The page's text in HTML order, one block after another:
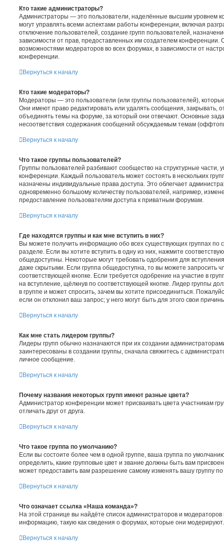
Кто такие администраторы?
Администраторы — это пользователи, наделённые высшим уровнем
могут управлять всеми аспектами работы конференции, включая
отключение пользователей, создание групп пользователей,
зависимости от прав, предоставленных им создателем конференции.
возможностями модераторов во всех форумах, в зависимости от
конференции.
Вернуться к началу
Кто такие модераторы?
Модераторы — это пользователи (или группы пользователей),
Они имеют право редактировать или удалять сообщения, закрывать,
объединять темы на форуме, за который они отвечают. Основные
несоответствия содержания сообщений обсуждаемым темам
Вернуться к началу
Что такое группы пользователей?
Группы пользователей разбивают сообщество на структурные
конференции. Каждый пользователь может состоять в нескольких
назначены индивидуальные права доступа. Это облегчает
одновременно большому количеству пользователей, например,
предоставление пользователям доступа к приватным форумам.
Вернуться к началу
Где находятся группы и как мне вступить в них?
Вы можете получить информацию обо всех существующих группах по
разделе. Если вы хотите вступить в одну из них, нажмите
общедоступны. Некоторые могут требовать одобрения для
даже скрытыми. Если группа общедоступна, то вы можете запросить
соответствующей кнопке. Если требуется одобрение на участие в
на вступление, щёлкнув по соответствующей кнопке. Лидер группы
в группе и может спросить, зачем вы хотите присоединиться.
если он отклонил ваш запрос; у него могут быть для этого свои
Вернуться к началу
Как мне стать лидером группы?
Лидеры групп обычно назначаются при их создании
заинтересованы в создании группы, сначала свяжитесь с
личное сообщение.
Вернуться к началу
Почему названия некоторых групп имеют разные цвета?
Администратор конференции может присваивать цвета участникам
отличать друг от друга.
Вернуться к началу
Что такое группа по умолчанию?
Если вы состоите более чем в одной группе, ваша группа по
определить, какие групповые цвет и звание должны быть вам
может предоставить вам разрешение самому изменять вашу группу
Вернуться к началу
Что означает ссылка «Наша команда»?
На этой странице вы найдёте список администраторов и
информацию, такую как сведения о форумах, которые они модерируют.
Вернуться к началу